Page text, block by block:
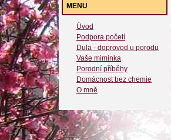
MENU
Úvod
Podpora početí
Dula - doprovod u porodu
Vaše miminka
Porodní příběhy
Domácnost bez chemie
O mně